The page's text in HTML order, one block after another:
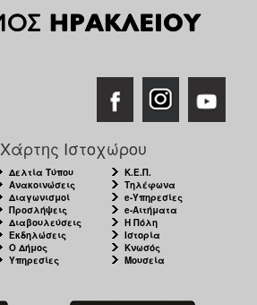
Χάρτης Ιστοχώρου
Δελτία Τύπου
Ανακοινώσεις
Διαγωνισμοί
Προσλήψεις
Διαβουλεύσεις
Εκδηλώσεις
Ο Δήμος
Υπηρεσίες
Κ.Ε.Π.
Τηλέφωνα
e-Υπηρεσίες
e-Αιτήματα
Η Πόλη
Ιστορία
Κνωσός
Μουσεία